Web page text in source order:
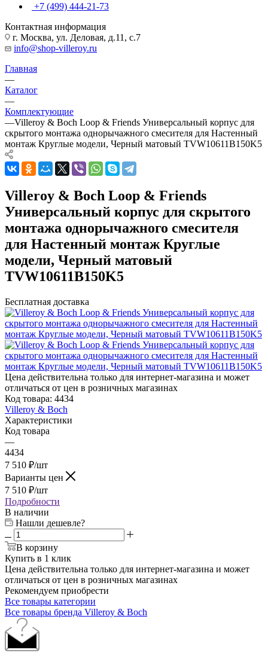
+7 (499) 444-21-73
Контактная информация
г. Москва, ул. Деловая, д.11, с.7
info@shop-villeroy.ru
Главная
—
Каталог
—
Комплектующие
—Villeroy & Boch Loop & Friends Универсальный корпус для
скрытого монтажа однорычажного смесителя для Настенный
монтаж Круглые модели, Черный матовый TVW10611B150K5
Villeroy & Boch Loop & Friends
Универсальный корпус для скрытого
монтажа однорычажного смесителя
для Настенный монтаж Круглые
модели, Черный матовый
TVW10611B150K5
Бесплатная доставка
Цена действительна только для интернет-магазина и может
отличаться от цен в розничных магазинах
Код товара: 4434
Villeroy & Boch
Характеристики
Код товара
—
4434
7 510 ₽/шт
Варианты цен
7 510 ₽/шт
Подробности
В наличии
Нашли дешевле?
В корзину
Купить в 1 клик
Цена действительна только для интернет-магазина и может
отличаться от цен в розничных магазинах
Рекомендуем приобрести
Все товары категории
Все товары бренда Villeroy & Boch